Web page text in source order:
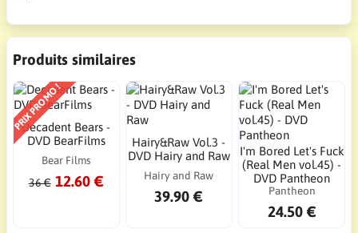
Produits similaires
PRIX PROMO !
Decadent Bears -
DVD BearFilms
Bear Films
36 € 12.60 €
Hairy&Raw Vol.3 -
DVD Hairy and Raw
Hairy and Raw
39.90 €
I'm Bored Let's Fuck
(Real Men vol.45) -
DVD Pantheon
Pantheon
24.50 €